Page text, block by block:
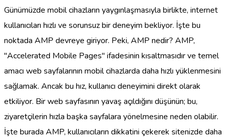
Günümüzde mobil cihazların yaygınlaşmasıyla birlikte, internet
kullanıcıları hızlı ve sorunsuz bir deneyim bekliyor. İşte bu
noktada AMP devreye giriyor. Peki, AMP nedir? AMP,
"Accelerated Mobile Pages" ifadesinin kısaltmasıdır ve temel
amacı web sayfalarının mobil cihazlarda daha hızlı yüklenmesini
sağlamak. Ancak bu hız, kullanıcı deneyimini direkt olarak
etkiliyor. Bir web sayfasının yavaş açıldığını düşünün; bu,
ziyaretçilerin hızla başka sayfalara yönelmesine neden olabilir.
İşte burada AMP, kullanıcıların dikkatini çekerek sitenizde daha